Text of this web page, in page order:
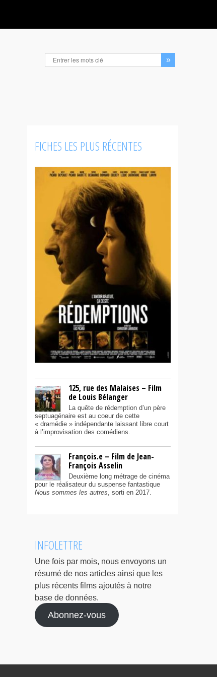
FICHES LES PLUS RÉCENTES
125, rue des Malaises – Film
de Louis Bélanger
La quête de rédemption d’un père
septuagénaire est au coeur de cette
« dramédie » indépendante laissant libre court
à l’improvisation des comédiens.
François.e – Film de Jean-
François Asselin
Deuxième long métrage de cinéma
pour le réalisateur du suspense fantastique
Nous sommes les autres, sorti en 2017.
INFOLETTRE
Une fois par mois, nous envoyons un
résumé de nos articles ainsi que les
plus récents films ajoutés à notre
base de données.
Abonnez-vous